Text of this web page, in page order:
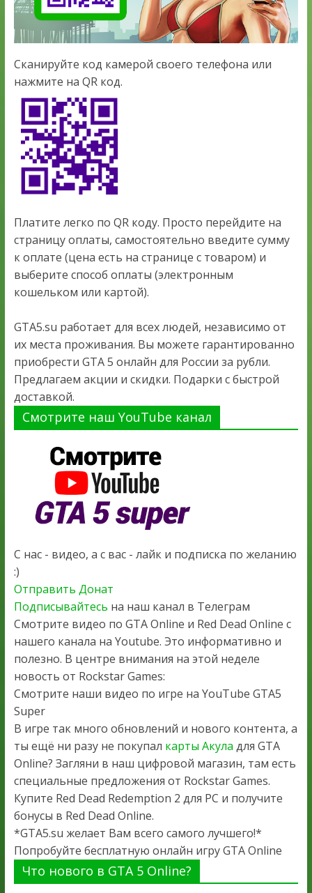
Сканируйте код камерой своего телефона или
нажмите на QR код.
Платите легко по QR коду. Просто перейдите на
страницу оплаты, самостоятельно введите сумму
к оплате (цена есть на странице с товаром) и
выберите способ оплаты (электронным
кошельком или картой).
GTA5.su работает для всех людей, независимо от
их места проживания. Вы можете гарантированно
приобрести GTA 5 онлайн для России за рубли.
Предлагаем акции и скидки. Подарки с быстрой
доставкой.
Смотрите наш YouTube канал
С нас - видео, а с вас - лайк и подписка по желанию
:)
Отправить Донат
Подписывайтесь на наш канал в Телеграм
Смотрите видео по GTA Online и Red Dead Online с
нашего канала на Youtube. Это информативно и
полезно. В центре внимания на этой неделе
новость от Rockstar Games:
Смотрите наши видео по игре на YouTube GTA5
Super
В игре так много обновлений и нового контента, а
ты ещё ни разу не покупал карты Акула для GTA
Online? Загляни в наш цифровой магазин, там есть
специальные предложения от Rockstar Games.
Купите Red Dead Redemption 2 для PC и получите
бонусы в Red Dead Online.
*GTA5.su желает Вам всего самого лучшего!*
Попробуйте бесплатную онлайн игру GTA Online
Что нового в GTA 5 Online?